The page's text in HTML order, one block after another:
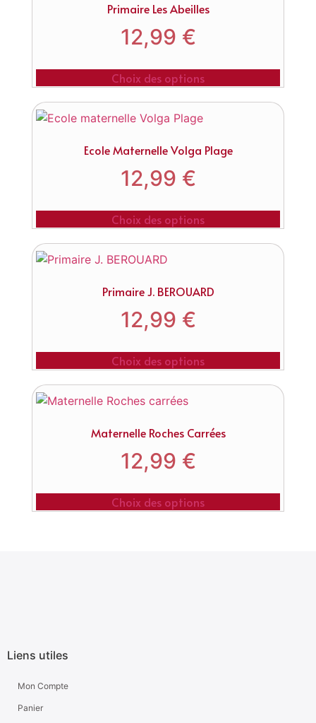
Primaire Les Abeilles
12,99 €
Choix des options
Ecole Maternelle Volga Plage
12,99 €
Choix des options
Primaire J. BEROUARD
12,99 €
Choix des options
Maternelle Roches Carrées
12,99 €
Choix des options
Liens utiles
Mon Compte
Panier